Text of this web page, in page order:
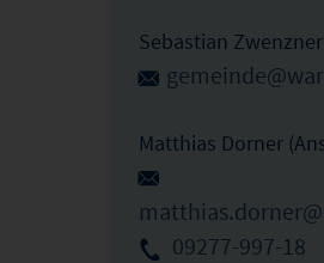
Sebastian
Matthias Dorner
09277-997-18